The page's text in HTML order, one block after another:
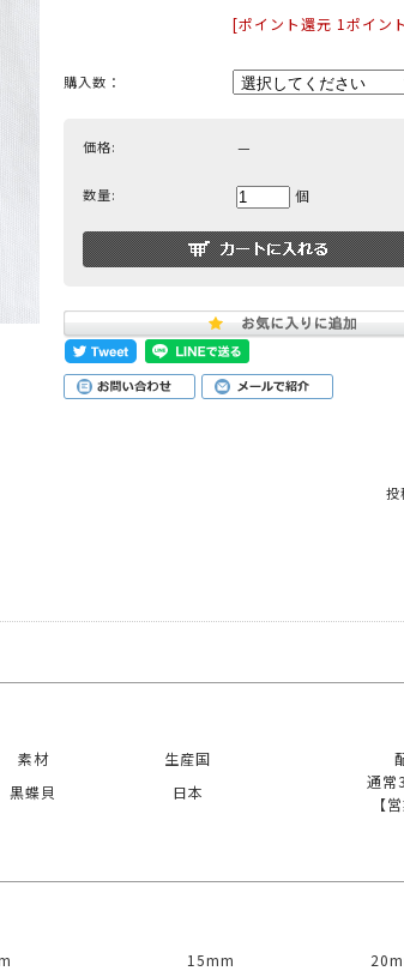
50mm～
ネイビー パープル
ニット その他小物
[ポイント還元 1ポイン
購入数：
価格: －
数量: 個
投
素材 生産国
黒蝶貝 日本
通常
【
15mm